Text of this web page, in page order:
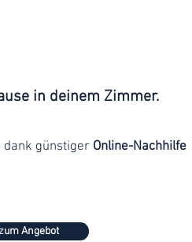
in deinem Zimmer.
dank günstiger Online-Nachhilfe
Angebot